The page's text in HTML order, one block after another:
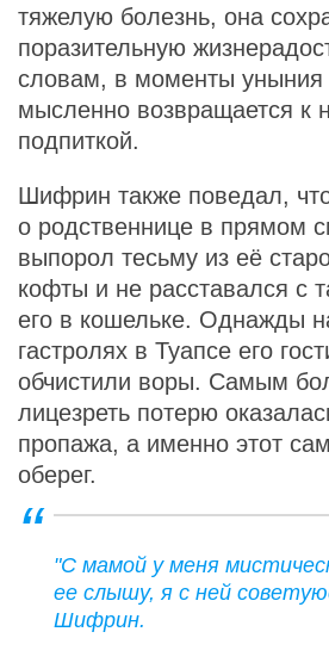
тяжелую болезнь, она
поразительную
словам, в моменты уныния
мысленно возвращается к
подпиткой.
Шифрин также поведал,
о родственнице в прямом
выпорол тесьму из её
кофты и не расставался с
его в кошельке. Однажды
гастролях в Туапсе его
обчистили воры. Самым
лицезреть потерю
пропажа, а именно этот
оберег.
"С мамой у меня
ее слышу, я с ней
Шифрин.